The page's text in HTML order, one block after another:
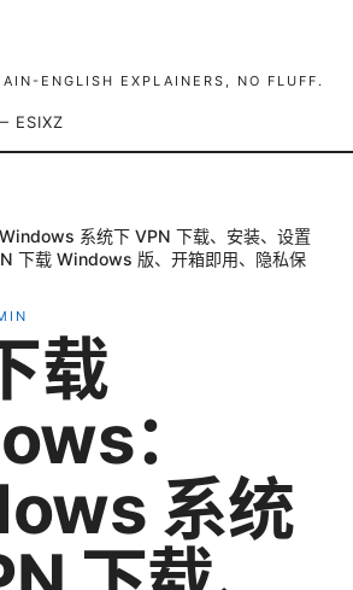
ENGLISH EXPLAINERS, NO FLUFF.
ESIXZ
系统下 VPN 下载、安装、设置
下载 Windows 版、开箱即用、隐私保
载
：
系统